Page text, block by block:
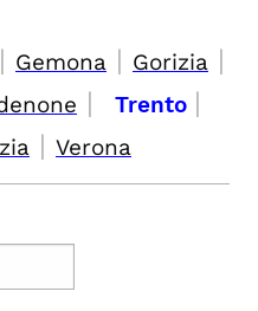
| Gemona | Gorizia |
| Trento |
| Verona